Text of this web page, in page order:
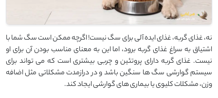
نه، غذای گربه، غذای ایده‌ آلی برای سگ نیست! اگرچه ممکن است سگ شما با
اشتیاق به سراغ غذای گربه برود، اما این به معنای مناسب بودن آن برای او
نیست. غذای گربه دارای پروتئین و چربی بیشتری است که می ‌تواند برای
سیستم گوارشی سگ ‌ها سنگین باشد و در درازمدت مشکلاتی مثل اضافه
‌وزن، مشکلات کلیوی یا بیماری‌ های گوارشی ایجاد کند.